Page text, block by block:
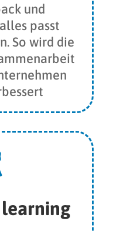
und
passt
So wird die